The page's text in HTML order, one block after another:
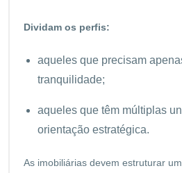
Dividam os perfis:
aqueles que precisam
tranquilidade;
aqueles que têm múltiplas
orientação estratégica.
As imobiliárias devem estruturar